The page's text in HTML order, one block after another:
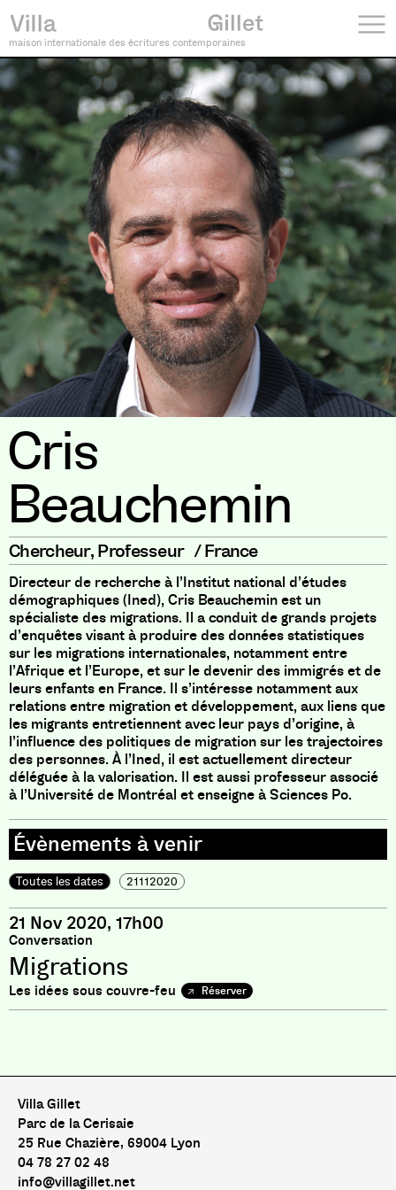
maison internationale des écritures contemporaines
Cris
Beauchemin
Chercheur,Professeur /France
Directeur de recherche à l’Institut national d’études
démographiques (Ined), Cris Beauchemin est un
spécialiste des migrations. Il a conduit de grands projets
d’enquêtes visant à produire des données statistiques
sur les migrations internationales, notamment entre
l’Afrique et l’Europe, et sur le devenir des immigrés et de
leurs enfants en France. Il s’intéresse notamment aux
relations entre migration et développement, aux liens que
les migrants entretiennent avec leur pays d’origine, à
l’influence des politiques de migration sur les trajectoires
des personnes. À l’Ined, il est actuellement directeur
déléguée à la valorisation. Il est aussi professeur associé
à l’Université de Montréal et enseigne à Sciences Po.
Toutes les dates 21112020
21 Nov 2020, 17h00
Conversation
Migrations
Les idées sous couvre-feu Réserver
Villa Gillet
Parc de la Cerisaie
25 Rue Chazière, 69004 Lyon
04 78 27 02 48
info@villagillet.net